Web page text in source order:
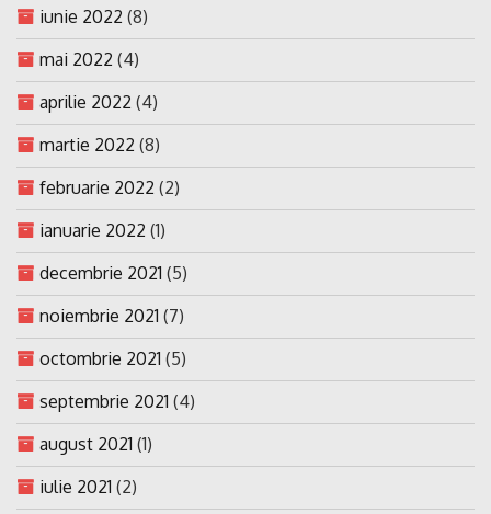
iunie 2022 (8)
mai 2022 (4)
aprilie 2022 (4)
martie 2022 (8)
februarie 2022 (2)
ianuarie 2022 (1)
decembrie 2021 (5)
noiembrie 2021 (7)
octombrie 2021 (5)
septembrie 2021 (4)
august 2021 (1)
iulie 2021 (2)